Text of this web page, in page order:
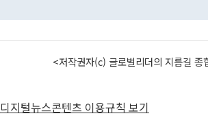
<저작권자(c) 글로벌리더의 지름길
디지털뉴스콘텐츠 이용규칙 보기